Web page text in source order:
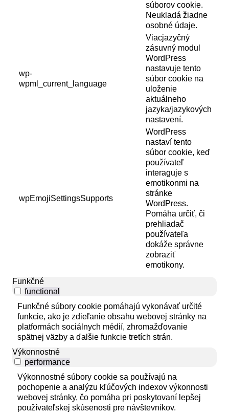
súborov cookie.
Neukladá žiadne
osobné údaje.
wp-
wpml_current_language
Viacjazyčný
zásuvný modul
WordPress
nastavuje tento
súbor cookie na
uloženie
aktuálneho
jazyka/jazykových
nastavení.
wpEmojiSettingsSupports
WordPress
nastaví tento
súbor cookie, keď
používateľ
interaguje s
emotikonmi na
stránke
WordPress.
Pomáha určiť, či
prehliadač
používateľa
dokáže správne
zobraziť
emotikony.
Funkčné
functional
Funkčné súbory cookie pomáhajú vykonávať určité
funkcie, ako je zdieľanie obsahu webovej stránky na
platformách sociálnych médií, zhromažďovanie
spätnej väzby a ďalšie funkcie tretích strán.
Výkonnostné
performance
Výkonnostné súbory cookie sa používajú na
pochopenie a analýzu kľúčových indexov výkonnosti
webovej stránky, čo pomáha pri poskytovaní lepšej
používateľskej skúsenosti pre návštevníkov.